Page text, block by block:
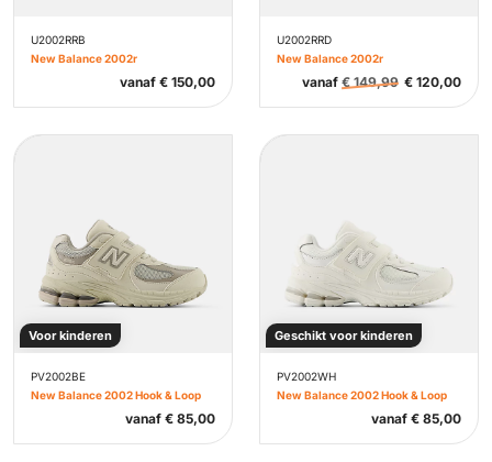
U2002RRB
New Balance 2002r
vanaf € 150,00
U2002RRD
New Balance 2002r
vanaf €149,99 € 120,00
Voor kinderen
PV2002BE
New Balance 2002 Hook & Loop
vanaf € 85,00
Geschikt voor kinderen
PV2002WH
New Balance 2002 Hook & Loop
vanaf € 85,00